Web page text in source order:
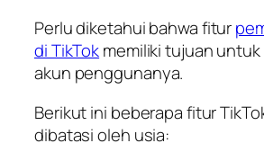
Perlu diketahui bahwa fitur
di TikTokmemiliki tujuan
akun penggunanya.
Berikut ini beberapa fitur
dibatasi oleh usia: